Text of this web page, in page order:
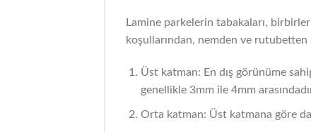
Lamine parkelerin tabakaları,
koşullarından, nemden ve
Üst katman: En dış görünüme
genellikle 3mm ile 4mm
Orta katman: Üst katmana göre